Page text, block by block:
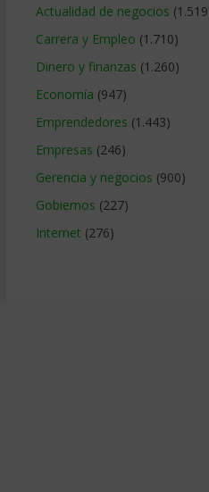
Actualidad de negocios
Carrera y Empleo (1.710)
Dinero y finanzas (1.260)
Economía (947)
Emprendedores (1.443)
Empresas (246)
Gerencia y negocios (900)
Gobiernos (227)
Internet (276)